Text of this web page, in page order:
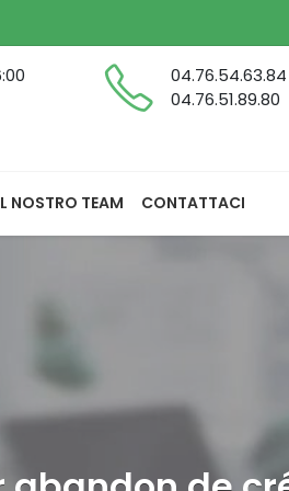
04.76.54.63.84
04.76.51.89.80
NOSTRO TEAM CONTATTACI